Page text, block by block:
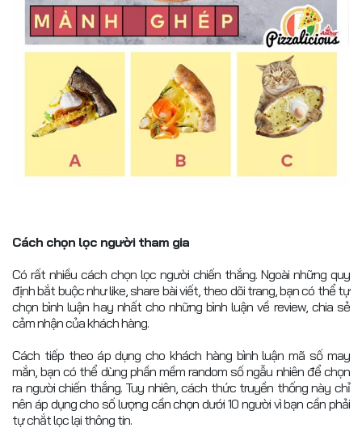
Cách chọn lọc người tham gia
Có rất nhiều cách chọn lọc người chiến thắng. Ngoài những quy
định bắt buộc như like, share bài viết, theo dõi trang, bạn có thể tự
chọn bình luận hay nhất cho những bình luận về review, chia sẻ
cảm nhận của khách hàng.
Cách tiếp theo áp dụng cho khách hàng bình luận mã số may
mắn, bạn có thể dùng phần mềm random số ngẫu nhiên để chọn
ra người chiến thắng. Tuy nhiên, cách thức truyền thống này chỉ
nên áp dụng cho số lượng cần chọn dưới 10 người vì bạn cần phải
tự chắt lọc lại thông tin.